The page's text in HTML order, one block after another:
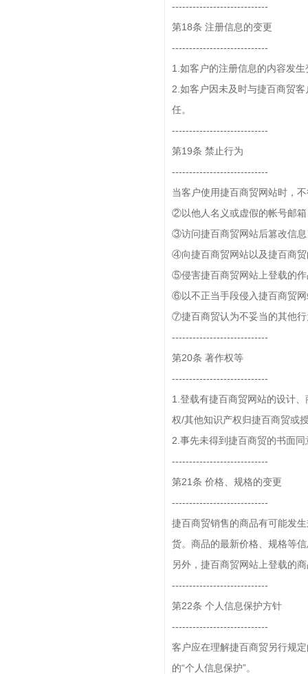
----------------------------
第18条 注册信息的变更
----------------------------
1.如客户的注册信息的内容发
2.如客户因未及时与捷百商贸
任。
----------------------------
第19条 禁止行为
----------------------------
当客户使用捷百商贸网站时，
②以他人名义或虚假的帐号邮
③访问捷百商贸网站后篡改信
④向捷百商贸网站以及捷百商
⑤侵害捷百商贸网站上登载的
⑥以不正当手段侵入捷百商贸
⑦捷百商贸认为不妥当的其他
----------------------------
第20条 著作权等
----------------------------
1.登载有捷百商贸网站的设计
权/其他知识产权归捷百商贸或
2.事先未得到捷百商贸的书面
----------------------------
第21条 价格、规格的变更
----------------------------
捷百商贸销售的商品有可能发
货。商品的最新价格、规格等
另外，捷百商贸网站上登载的
----------------------------
第22条 个人信息保护方针
----------------------------
客户应在理解捷百商贸另行规
的“个人信息保护”。